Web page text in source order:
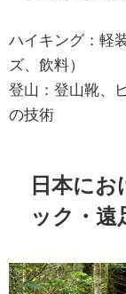
ハイキング：軽
ズ、飲料）
登山：登山靴、
の技術
日本に
ック・遠